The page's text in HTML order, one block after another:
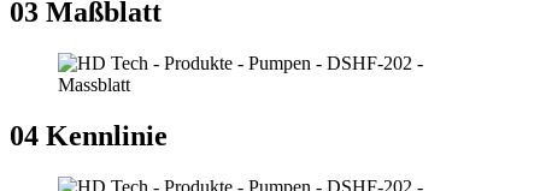
03 Maßblatt
04 Kennlinie